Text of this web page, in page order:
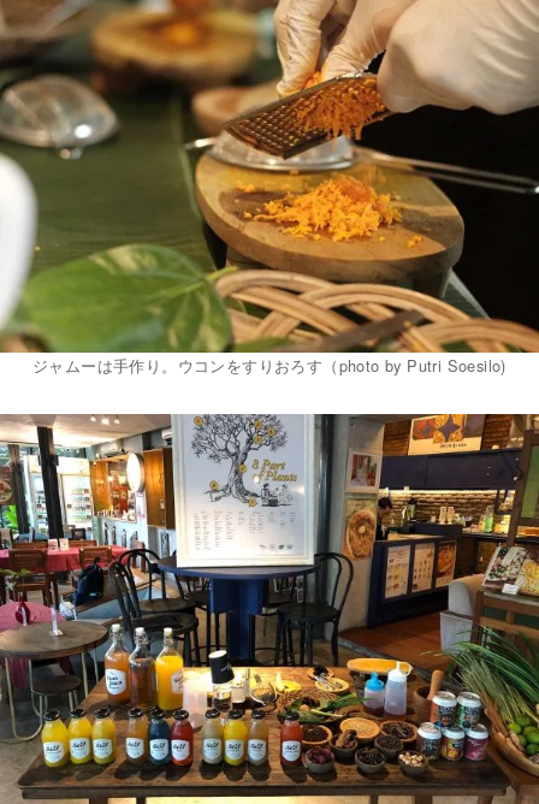
ジャムーは手作り。ウコンをすりおろす（photo by Putri Soesilo)